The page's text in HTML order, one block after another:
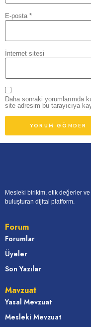
E-posta *
İnternet sitesi
Daha sonraki yorumlarımda
site adresim bu tarayıcıya
Mesleki birikim, etik değerler ve
buluşturan dijital platform.
Forum
Forumlar
Üyeler
Son Yazılar
Mavzuat
Yasal Mevzuat
Mesleki Mevzuat